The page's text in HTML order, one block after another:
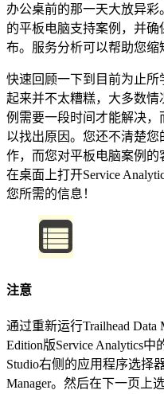
办公桌前的那一天大放异
的平板电脑支持案例，并
布。服务分析可以帮助您缩
快速回顾一下到目前为止
起来并不太糟糕，大多数
例需要一段时间才能解决，
以找出原因。您还不清楚
作，而您对平板电脑案例
在桌面上打开Service
您所需的信息！
注意
通过重新运行Trailhead Data
Edition版Service Analytics
Studio右侧的应用程序选择
Manager。然后在下一页上